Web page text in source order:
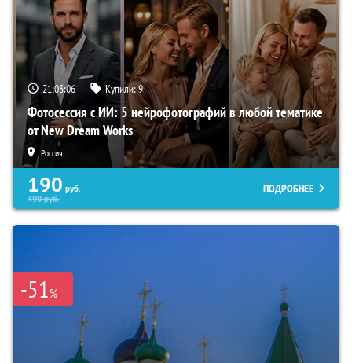
21:03:05 Купили:9
Фотосессия с ИИ: 5 нейрофотографий в любой тематике
от New Dream Works
Россия
190 руб.
490руб.
ПОДРОБНЕЕ
-51%